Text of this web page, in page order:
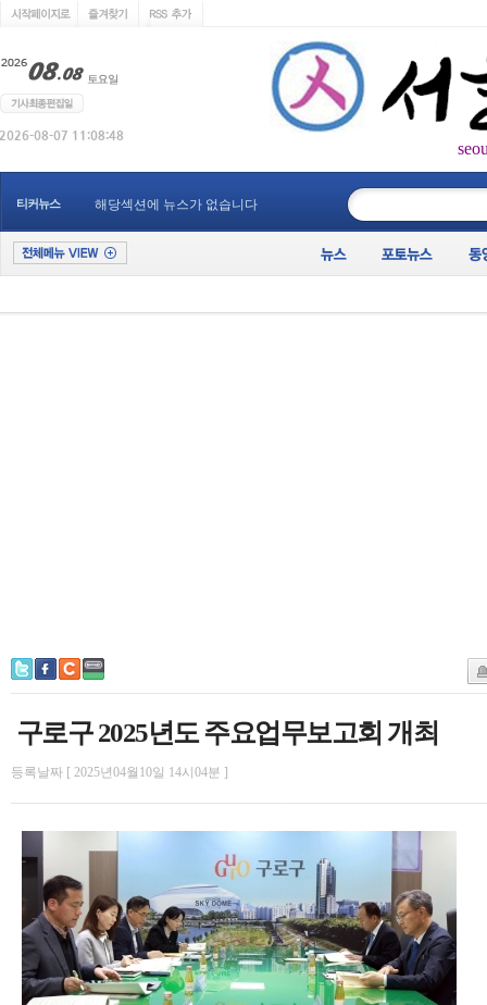
티커뉴스 해당섹션에 뉴스가 없습니다
구로구 2025년도 주요업무보고회 개최
등록날짜 [ 2025년04월10일 14시04분 ]